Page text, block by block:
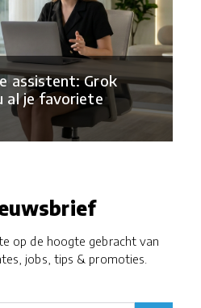
assistent: Grok
al je favoriete
op de hoogte gebracht van
jobs, tips & promoties.